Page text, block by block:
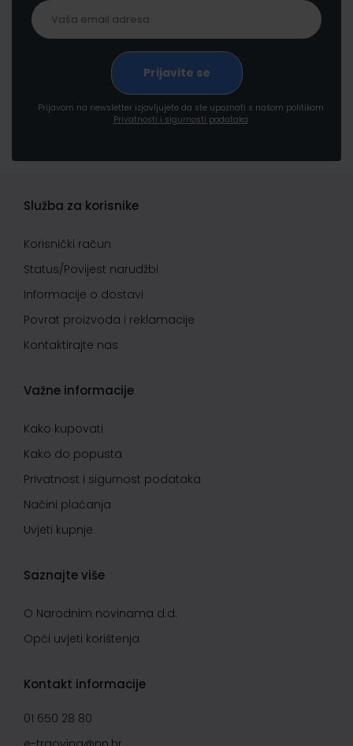
Prijavom na newsletter izjavljujete da ste upoznati s našom politikom
Privatnosti i sigurnosti podataka
Služba za korisnike
Korisnički račun
Status/Povijest narudžbi
Informacije o dostavi
Povrat proizvoda i reklamacije
Kontaktirajte nas
Važne informacije
Kako kupovati
Kako do popusta
Privatnost i sigurnost podataka
Načini plaćanja
Uvjeti kupnje
Saznajte više
O Narodnim novinama d.d.
Opći uvjeti korištenja
Kontakt informacije
01 650 28 80